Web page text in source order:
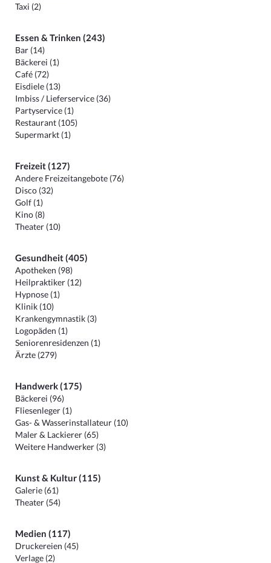
Taxi (2)
Essen & Trinken (243)
Bar (14)
Bäckerei (1)
Café (72)
Eisdiele (13)
Imbiss / Lieferservice (36)
Partyservice (1)
Restaurant (105)
Supermarkt (1)
Freizeit (127)
Andere Freizeitangebote (76)
Disco (32)
Golf (1)
Kino (8)
Theater (10)
Gesundheit (405)
Apotheken (98)
Heilpraktiker (12)
Hypnose (1)
Klinik (10)
Krankengymnastik (3)
Logopäden (1)
Seniorenresidenzen (1)
Ärzte (279)
Handwerk (175)
Bäckerei (96)
Fliesenleger (1)
Gas- & Wasserinstallateur (10)
Maler & Lackierer (65)
Weitere Handwerker (3)
Kunst & Kultur (115)
Galerie (61)
Theater (54)
Medien (117)
Druckereien (45)
Verlage (2)